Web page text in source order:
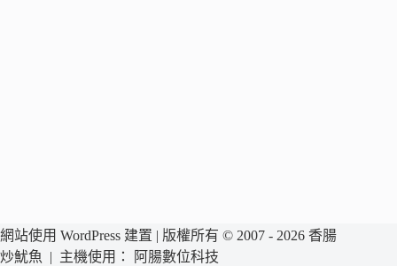
網站使用 WordPress 建置 | 版權所有 © 2007 - 2026 香腸
炒魷魚 | 主機使用：
阿腸數位科技